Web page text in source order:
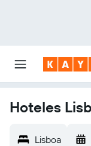
Hoteles
Lisboa